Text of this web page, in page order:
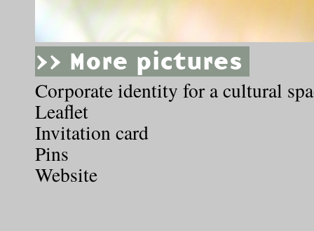
>> More pictures
Corporate identity for a cultural
Leaflet
Invitation card
Pins
Website